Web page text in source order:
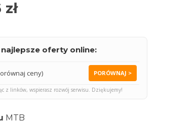
zł
najlepsze oferty online:
ceny) PORÓWNAJ >
z linków, wspierasz rozwój serwisu. Dziękujemy!
MTB